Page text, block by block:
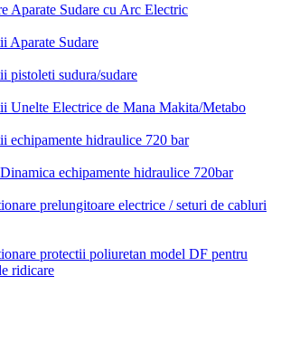
Aparate Sudare cu Arc Electric
Aparate Sudare
pistoleti sudura/sudare
Unelte Electrice de Mana Makita/Metabo
echipamente hidraulice 720 bar
echipamente hidraulice 720bar
prelungitoare electrice / seturi de cabluri
protectii poliuretan model DF pentru
ridicare